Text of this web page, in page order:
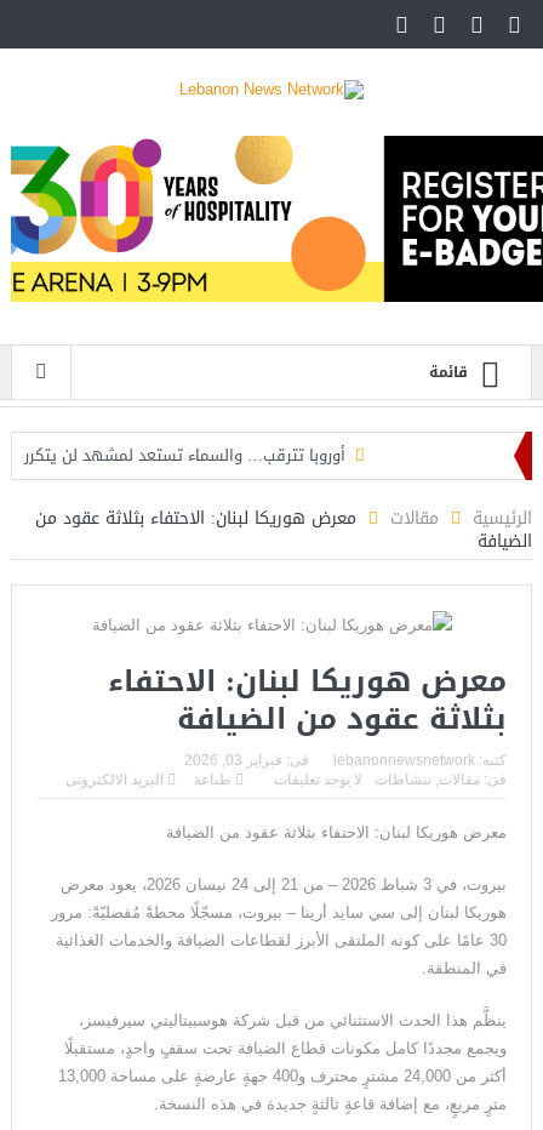
قائمة
أوروبا تترقب… والسماء تستعد لمشهد لن يتكرر
تحقق في صلة محتملة بإيران
إنجاز طبي تاريخي يعيد البصر بعد سنوات من الظلام..
اعتقال مسلح قرب ملعب ترامب للغولف في كاليفورنيا قبل زيارته
الرئاسية..
لحظة لا تتكرر إلا مرة واحدة في العمر… فوق مياه المحيط الهادئ
هيكلية الجيش اللبناني: تنظيم متكامل يحمي لبنان من الحدود إلى
الداخل
“فيفا” يتراجع تحت ضغط العالم… وإنفانتينو يواجه إحدى أكبر
هزائمه السياسية
فرنسا تخرج ببطء من قلب الجحيم… لكن الخطر لا يزال مشتعلاً
اليابان تكسر أحد أكبر محرمات ما بعد الحرب العالمية الثانية… ثورة
استخباراتية تعيد رسم موازين القوة في آسيا
زلزال بقوة ٧٫١ درجات يهزّ اليابان.. إنذار تسونامي وانهيارات وإجلاء
الرئيسية مقالات معرض هوريكا لبنان: الاحتفاء بثلاثة عقود من
الضيافة
معرض هوريكا لبنان: الاحتفاء
بثلاثة عقود من الضيافة
كتبه: lebanonnewsnetwork فى: فبراير 03, 2026
فى: مقالات, ننشاطات لا يوجد تعليقات طباعة البريد الالكترونى
معرض هوريكا لبنان: الاحتفاء بثلاثة عقود من الضيافة
بيروت، في 3 شباط 2026 – من 21 إلى 24 نيسان 2026، يعود معرض
هوريكا لبنان إلى سي سايد أرينا – بيروت، مسجّلًا محطةً مُفصليّةً: مرور
30 عامًا على كونه الملتقى الأبرز لقطاعات الضيافة والخدمات الغذائية
في المنطقة.
ينظَّم هذا الحدث الاستثنائي من قبل شركة هوسبيتاليتي سيرفيسز،
ويجمع مجددًا كامل مكونات قطاع الضيافة تحت سقفٍ واحدٍ، مستقبلًا
أكثر من 24,000 مشترٍ محترف و400 جهةٍ عارضةٍ على مساحة 13,000
مترٍ مربعٍ، مع إضافة قاعةٍ ثالثةٍ جديدة في هذه النسخة.